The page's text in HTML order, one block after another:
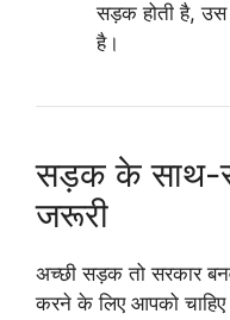
सड़क होती है,
है।
सड़क के साथ-
जरूरी
अच्छी सड़क तो सरकार
करने के लिए आपको